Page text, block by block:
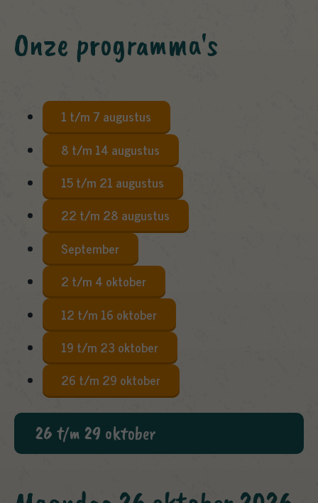
Onze programma's
1 t/m 7 augustus
8 t/m 14 augustus
15 t/m 21 augustus
22 t/m 28 augustus
September
2 t/m 4 oktober
12 t/m 16 oktober
19 t/m 23 oktober
26 t/m 29 oktober
26 t/m 29 oktober